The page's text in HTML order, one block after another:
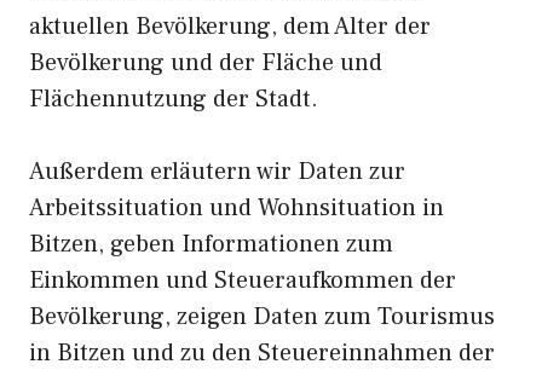
aktuellen Bevölkerung, dem Alter der
Bevölkerung und der Fläche und
Flächennutzung der Stadt.
Außerdem erläutern wir Daten zur
Arbeitssituation und Wohnsituation in
Bitzen, geben Informationen zum
Einkommen und Steueraufkommen der
Bevölkerung, zeigen Daten zum Tourismus
in Bitzen und zu den Steuereinnahmen der